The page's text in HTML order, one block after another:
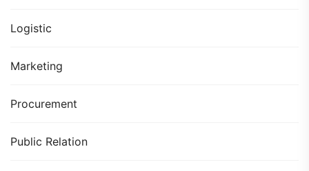
Logistic
Marketing
Procurement
Public Relation